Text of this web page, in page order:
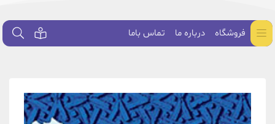
فروشگاه درباره ما تماس باما